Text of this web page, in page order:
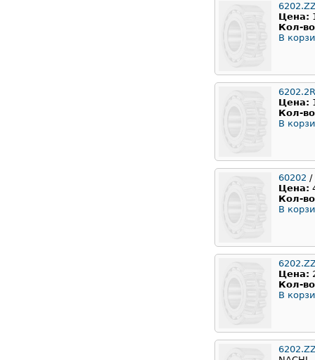
Цена:
Кол-
В
Цена:
Кол-
В
60202 /
Цена:
Кол-
В
Цена:
Кол-
В